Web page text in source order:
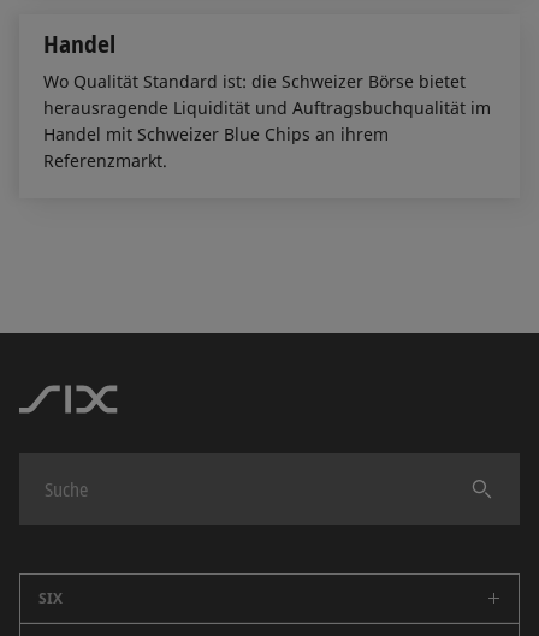
Handel
Wo Qualität Standard ist: die Schweizer Börse bietet
herausragende Liquidität und Auftragsbuchqualität im
Handel mit Schweizer Blue Chips an ihrem
Referenzmarkt.
Finden
SIX